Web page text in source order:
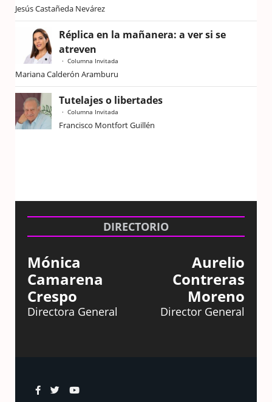
Jesús Castañeda Nevárez
Réplica en la mañanera: a ver si se
atreven
Columna Invitada
Mariana Calderón Aramburu
Tutelajes o libertades
Columna Invitada
Francisco Montfort Guillén
DIRECTORIO
Mónica
Camarena
Crespo
Directora General
Aurelio
Contreras
Moreno
Director General